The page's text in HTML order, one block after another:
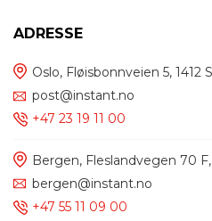
ADRESSE
Oslo, Fløisbonnveien 5, 1412
post@instant.no
+47 23 19 11 00
Bergen, Fleslandvegen 70
bergen@instant.no
+47 55 11 09 00